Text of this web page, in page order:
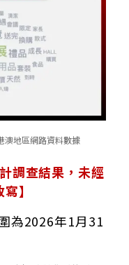
澳地區網路資料數據
調查結果，未經
】
為2026年1月31